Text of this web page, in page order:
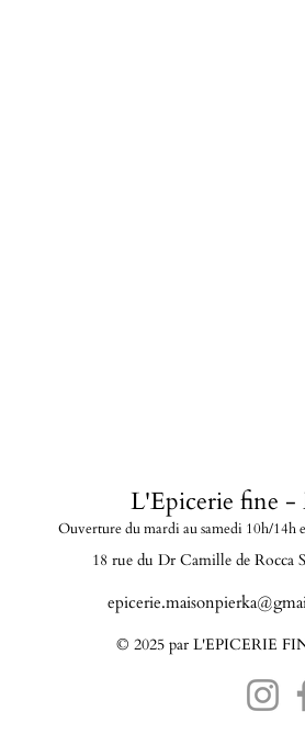
L'Epicerie fine -
Ouverture du mardi au samedi 10h/14h
18 rue du Dr Camille de
© 2025 par L'EPICERIE